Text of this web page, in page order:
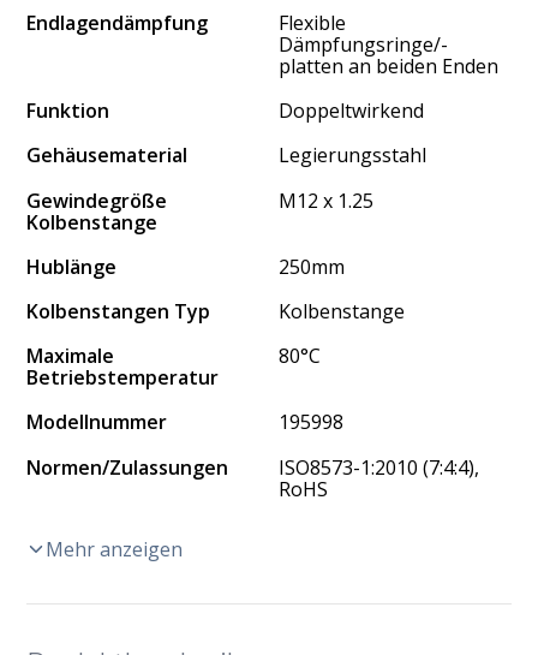
Endlagendämpfung
Flexible
Dämpfungsringe/-
platten an beiden Enden
Funktion
Doppeltwirkend
Gehäusematerial
Legierungsstahl
Gewindegröße
Kolbenstange
M12 x 1.25
Hublänge
250mm
Kolbenstangen Typ
Kolbenstange
Maximale
Betriebstemperatur
80°C
Modellnummer
195998
Normen/Zulassungen
ISO8573-1:2010 (7:4:4),
RoHS
Mehr anzeigen